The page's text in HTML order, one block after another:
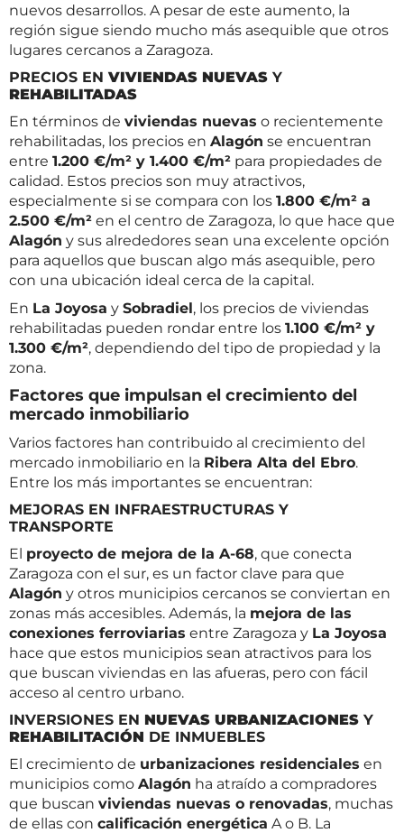
nuevos desarrollos. A pesar de este aumento, la
región sigue siendo mucho más asequible que otros
lugares cercanos a Zaragoza.
PRECIOS EN VIVIENDAS NUEVAS Y
REHABILITADAS
En términos de viviendas nuevas o recientemente
rehabilitadas, los precios en Alagón se encuentran
entre 1.200 €/m² y 1.400 €/m² para propiedades de
calidad. Estos precios son muy atractivos,
especialmente si se compara con los 1.800 €/m² a
2.500 €/m² en el centro de Zaragoza, lo que hace que
Alagón y sus alrededores sean una excelente opción
para aquellos que buscan algo más asequible, pero
con una ubicación ideal cerca de la capital.
En La Joyosa y Sobradiel, los precios de viviendas
rehabilitadas pueden rondar entre los 1.100 €/m² y
1.300 €/m², dependiendo del tipo de propiedad y la
zona.
Factores que impulsan el crecimiento del
mercado inmobiliario
Varios factores han contribuido al crecimiento del
mercado inmobiliario en la Ribera Alta del Ebro.
Entre los más importantes se encuentran:
MEJORAS EN INFRAESTRUCTURAS Y
TRANSPORTE
El proyecto de mejora de la A-68, que conecta
Zaragoza con el sur, es un factor clave para que
Alagón y otros municipios cercanos se conviertan en
zonas más accesibles. Además, la mejora de las
conexiones ferroviarias entre Zaragoza y La Joyosa
hace que estos municipios sean atractivos para los
que buscan viviendas en las afueras, pero con fácil
acceso al centro urbano.
INVERSIONES EN NUEVAS URBANIZACIONES Y
REHABILITACIÓN DE INMUEBLES
El crecimiento de urbanizaciones residenciales en
municipios como Alagón ha atraído a compradores
que buscan viviendas nuevas o renovadas, muchas
de ellas con calificación energética A o B. La